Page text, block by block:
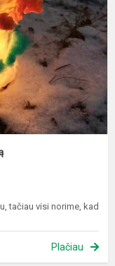
tačiau visi norime, kad
Plačiau